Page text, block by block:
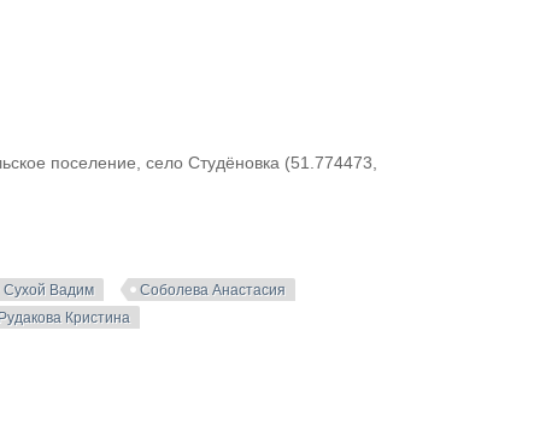
поселение, село Студёновка (51.774473,
Сухой Вадим
Соболева Анастасия
Рудакова Кристина